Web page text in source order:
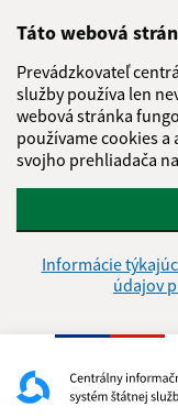
Táto webová
Prevádzkovateľ
služby používa len
webová stránka
používame cookies
svojho prehliadača
Informácie
údajov